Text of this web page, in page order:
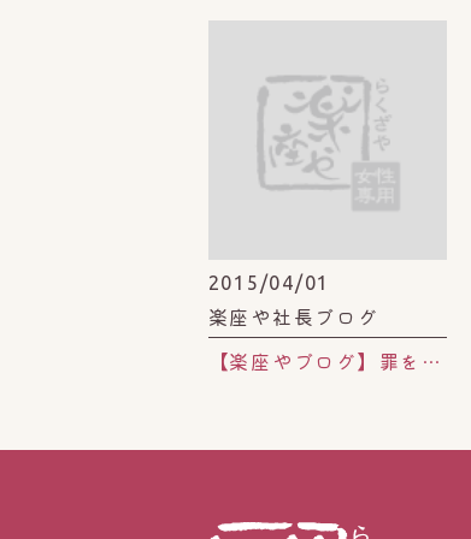
2015/04/01
楽座や社長ブログ
【楽座やブログ】罪を憎んで人を憎まず。